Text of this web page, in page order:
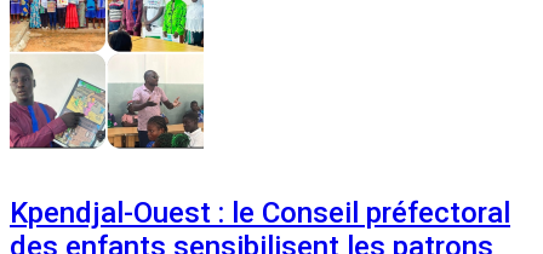
Kpendjal-Ouest : le Conseil préfectoral
des enfants sensibilisent les patrons